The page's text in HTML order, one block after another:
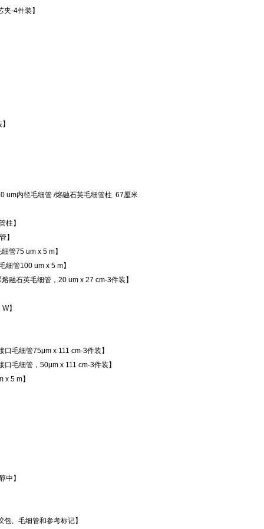
-4件装】
um内径毛细管 /熔融石英毛细管柱 67厘米
柱】
】
管75 um x 5 m】
管100 um x 5 m】
融石英毛细管，20 um x 27 cm-3件装】
】
毛细管75μm x 111 cm-3件装】
毛细管，50μm x 111 cm-3件装】
5 m】
中】
、毛细管和参考标记】